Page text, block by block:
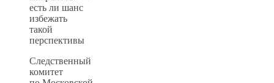
Следственный
комитет